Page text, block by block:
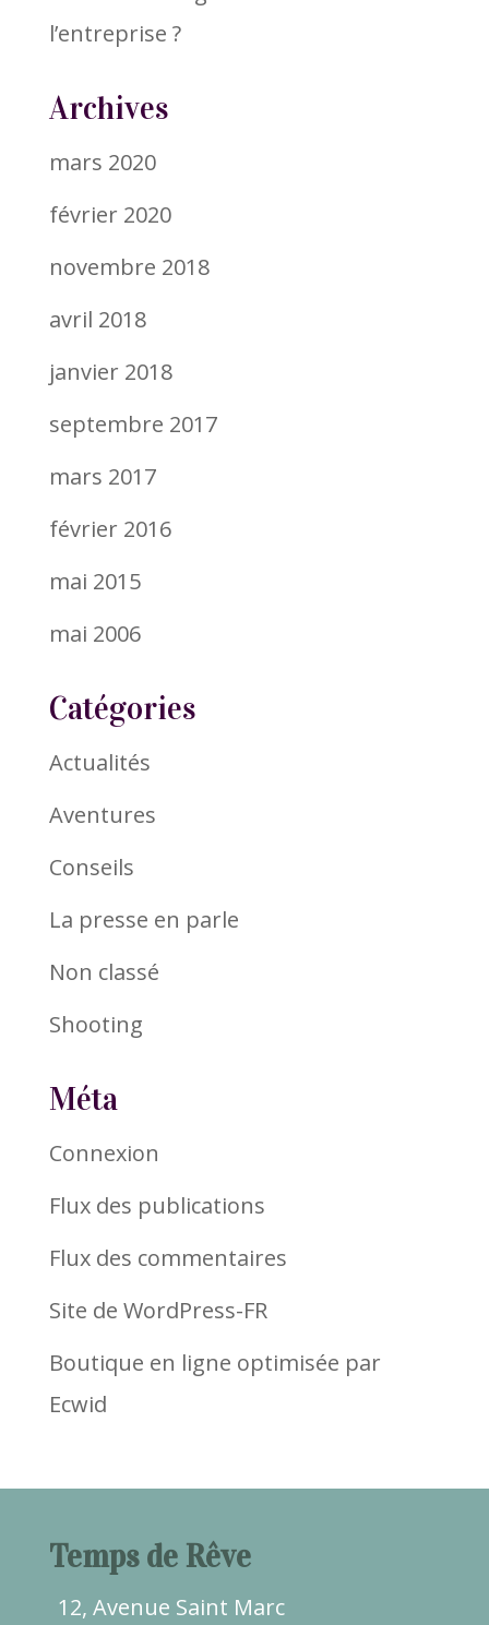
l’entreprise ?
Archives
mars 2020
février 2020
novembre 2018
avril 2018
janvier 2018
septembre 2017
mars 2017
février 2016
mai 2015
mai 2006
Catégories
Actualités
Aventures
Conseils
La presse en parle
Non classé
Shooting
Méta
Connexion
Flux des publications
Flux des commentaires
Site de WordPress-FR
Boutique en ligne optimisée par
Ecwid
Temps de Rêve
12, Avenue Saint Marc